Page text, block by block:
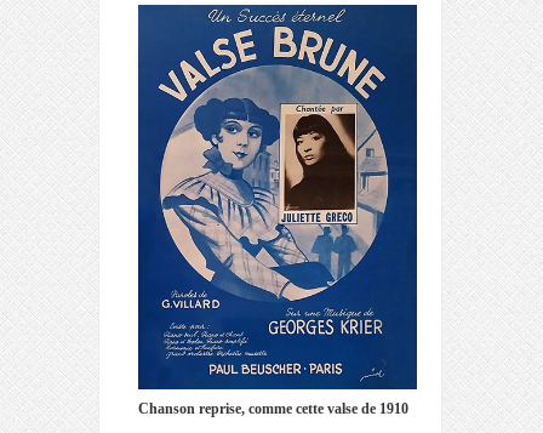
Chanson reprise, comme cette valse de 1910